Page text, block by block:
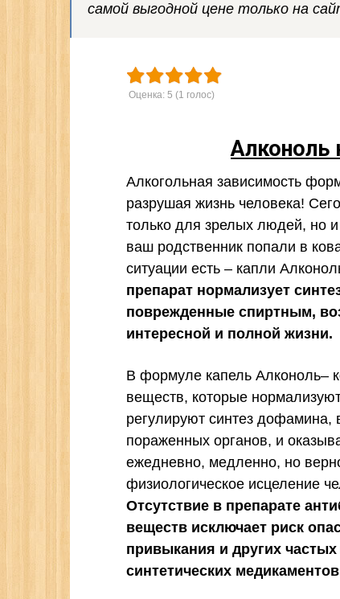
самой выгодной цене только на
Оценка: 5 (1 голос)
Алконоль
Алкогольная зависимость
разрушая жизнь человека!
только для зрелых людей, но
ваш родственник попали в
ситуации есть – капли
препарат нормализует
поврежденные спиртным,
интересной и полной жизни.
В формуле капель Алконоль–
веществ, которые
регулируют синтез дофамина,
пораженных органов, и
ежедневно, медленно, но
физиологическое исцеление
Отсутствие в препарате
веществ исключает риск
привыкания и других
синтетических